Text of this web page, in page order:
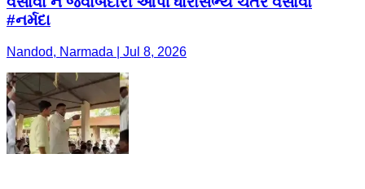
#નર્મદા
Nandod, Narmada | Jul 8, 2026